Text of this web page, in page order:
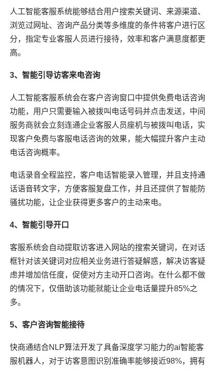
人工智能客服系统能够结合用户搜索关键词、来源渠道、
浏览过网址、咨询产品分类等多维度的条件将客户进行区
分，指定专业客服人员进行接待，效率和客户满意度都更
高。
3、智能引导访客来电咨询
人工智能客服系统会在客户咨询窗口中提供免费电话咨询
功能，用户只需要输入被拨叫电话号码并点击发送，中间
服务商就会立刻连通企业客服人员座机与被拨叫电话，实
现客户免费与客服电话咨询的效果，能大幅提升客户主动
电话咨询概率。
电话录音全程监控，客户电话智能录入管理，并且支持通
话语音转文字，方便客服复盘工作，并且还提供了智能防
骚扰功能，让企业获得更多客户的主动来电。
4、智能引导开口
客服系统会自动提取访客进入网站的搜索关键词，在对话
框针对该关键词对应相关业务进行答疑解惑，解决访客疑
虑并增加信任度，促使对方主动开口咨询。在什么都不做
的情况下，仅借助该功能就能让企业电话量提升85%之
多。
5、客户咨询智能接待
快商通结合NLP算法开发了具备深度学习能力的ai智能客
服机器人，对于访客意图识别准确率能够接近98%，拥有